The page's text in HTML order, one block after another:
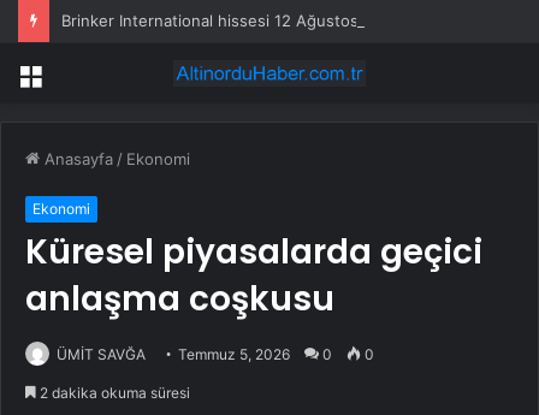
Menü
Anasayfa / Ekonomi
Ekonomi
Küresel piyasalarda geçici
anlaşma coşkusu
ÜMİT SAVĞA Temmuz 5, 2026 0 0
2 dakika okuma süresi